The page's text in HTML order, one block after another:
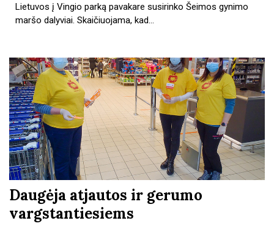
Lietuvos į Vingio parką pavakare susirinko Šeimos gynimo
maršo dalyviai. Skaičiuojama, kad…
Daugėja atjautos ir gerumo
vargstantiesiems